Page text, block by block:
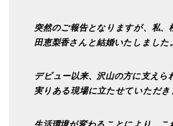
突然のご報告となりますが、私、
田恵梨香さんと結婚いたしました。
デビュー以来、沢山の方に支えら
実りある現場に立たせていただき